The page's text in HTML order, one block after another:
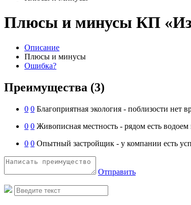
Плюсы и минусы КП
Описание
Плюсы и минусы
Ошибка?
Преимущества (3)
0 0 Благоприятная экология - поблизости нет
0 0 Живописная местность - рядом есть
0 0 Опытный застройщик - у компании есть
Отправить